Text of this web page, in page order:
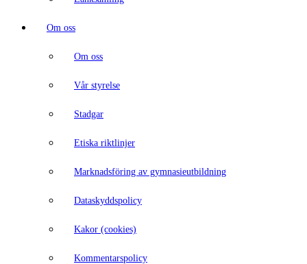
Om oss
Om oss
Vår styrelse
Stadgar
Etiska riktlinjer
Marknadsföring av gymnasieutbildning
Dataskyddspolicy
Kakor (cookies)
Kommentarspolicy